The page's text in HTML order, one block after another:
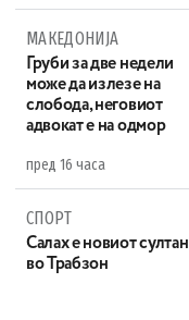
МАКЕДОНИЈА
Груби за две недели
може да излезе на
слобода, неговиот
адвокат е на одмор
пред 16 часа
СПОРТ
Салах е новиот султан
во Трабзон